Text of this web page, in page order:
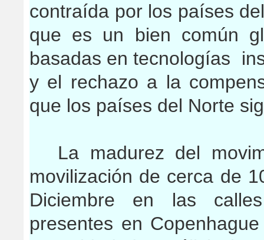
contraída por los países
que es un bien común
basadas en tecnologías
y el rechazo a la
que los países del Norte
La madurez del
movilización de cerca de
Diciembre en las
presentes en